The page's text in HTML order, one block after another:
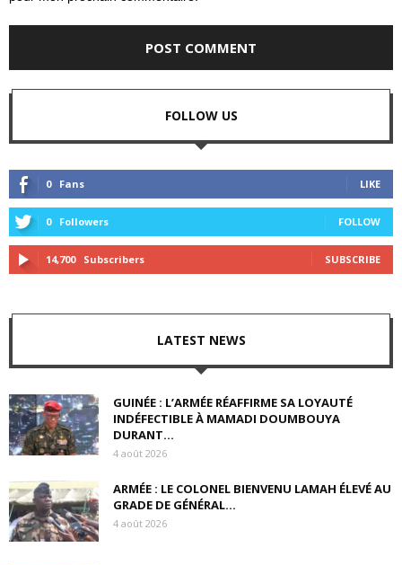
FOLLOW US
0 Fans LIKE
0 Followers FOLLOW
14,700 Subscribers SUBSCRIBE
LATEST NEWS
GUINÉE : L’ARMÉE RÉAFFIRME SA LOYAUTÉ
INDÉFECTIBLE À MAMADI DOUMBOUYA
DURANT...
4 août 2026
ARMÉE : LE COLONEL BIENVENU LAMAH ÉLEVÉ AU
GRADE DE GÉNÉRAL...
4 août 2026